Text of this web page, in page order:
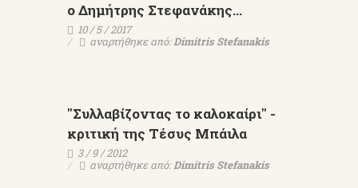
ο Δημήτρης Στεφανάκης...
10 / 5 / 2017
αναρτήθηκε από:Dimitris Stefanakis
"Συλλαβίζοντας το καλοκαίρι" -
κριτική της Τέσυς Μπάιλα
3 / 9 / 2012
αναρτήθηκε από:Dimitris Stefanakis